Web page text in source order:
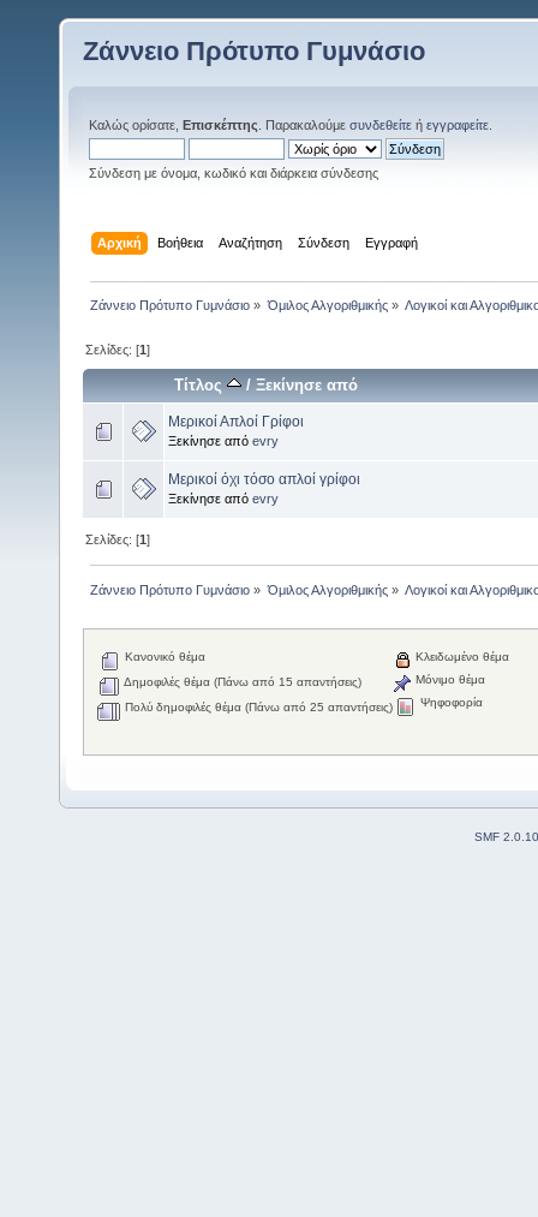
Ζάννειο Πρότυπο Γυμνάσιο
Καλώς ορίσατε, Επισκέπτης . Παρακαλούμε συνδεθείτε ή εγγραφείτε
Σύνδεση με όνομα, κωδικό και διάρκεια σύνδεσης
Αρχική Βοήθεια Αναζήτηση Σύνδεση Εγγραφή
Ζάννειο Πρότυπο Γυμνάσιο » Όμιλος Αλγοριθμικής» Λογικοί και
Σελίδες: [1]
Τίτλος /Ξεκίνησε από
Μερικοί Απλοί Γρίφοι
Ξεκίνησε από evry
Μερικοί όχι τόσο απλοί γρίφοι
Ξεκίνησε από evry
Σελίδες: [1]
Ζάννειο Πρότυπο Γυμνάσιο » Όμιλος Αλγοριθμικής» Λογικοί και
Κανονικό θέμα
Δημοφιλές θέμα (Πάνω από 15 απαντήσεις)
Πολύ δημοφιλές θέμα (Πάνω από 25 απαντήσεις)
Κλειδωμένο θέμα
Μόνιμο θέμα
Ψηφοφορία
SMF 2.0.10